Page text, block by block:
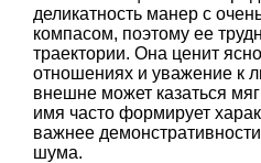
деликатность манер с
компасом, поэтому ее
траектории. Она ценит
отношениях и уважение к
внешне может казаться
имя часто формирует
важнее
шума.